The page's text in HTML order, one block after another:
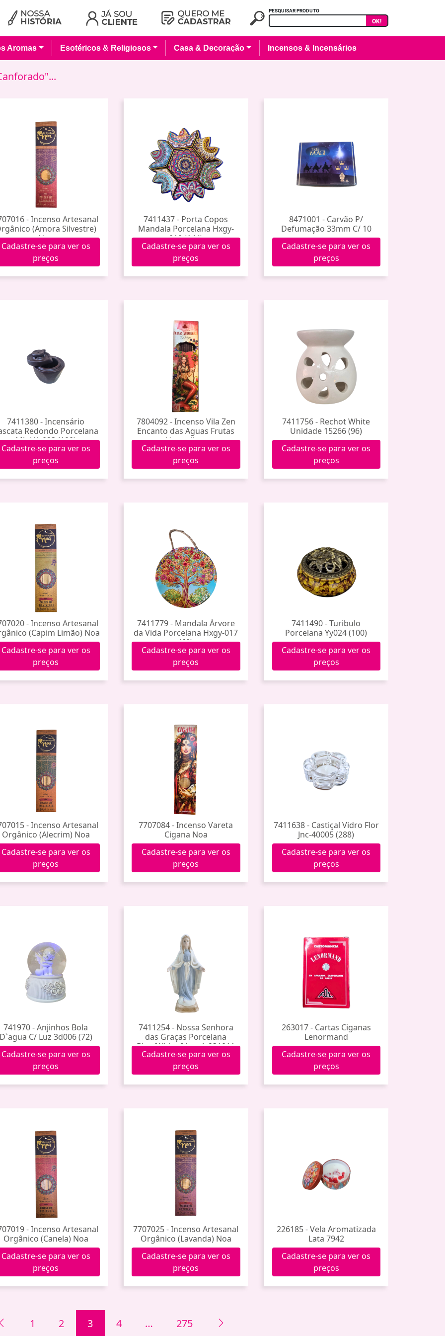
PESQUISAR PRODUTO
OK!
Aromas Esotéricos & Religiosos Casa & Decoração Incensos & Incensários
- Incenso Artesanal
(Amora Silvestre)
Noa
Cadastre-se para ver os
preços
7411437 - Porta Copos
Mandala Porcelana Hxgy-
010 (144)
Cadastre-se para ver os
preços
8471001 - Carvão P/
Defumação 33mm C/ 10
Cadastre-se para ver os
preços
7411380 - Incensário
Redondo Porcelana
Mini Yy023 (100)
Cadastre-se para ver os
preços
7804092 - Incenso Vila Zen
Encanto das Aguas Frutas
Vermelhas
Cadastre-se para ver os
preços
7411756 - Rechot White
Unidade 15266 (96)
Cadastre-se para ver os
preços
- Incenso Artesanal
(Capim Limão) Noa
Cadastre-se para ver os
preços
7411779 - Mandala Árvore
da Vida Porcelana Hxgy-017
(60)
Cadastre-se para ver os
preços
7411490 - Turibulo
Porcelana Yy024 (100)
Cadastre-se para ver os
preços
- Incenso Artesanal
Orgânico (Alecrim) Noa
Cadastre-se para ver os
preços
7707084 - Incenso Vareta
Cigana Noa
Cadastre-se para ver os
preços
7411638 - Castiçal Vidro Flor
Jnc-40005 (288)
Cadastre-se para ver os
preços
741970 - Anjinhos Bola
C/ Luz 3d006 (72)
Cadastre-se para ver os
preços
7411254 - Nossa Senhora
das Graças Porcelana
Blue/White 21cm Jy231011
(36)
Cadastre-se para ver os
preços
263017 - Cartas Ciganas
Lenormand
Cadastre-se para ver os
preços
- Incenso Artesanal
Orgânico (Canela) Noa
Cadastre-se para ver os
preços
7707025 - Incenso Artesanal
Orgânico (Lavanda) Noa
Cadastre-se para ver os
preços
226185 - Vela Aromatizada
Lata 7942
Cadastre-se para ver os
preços
1 2 3 4 … 275